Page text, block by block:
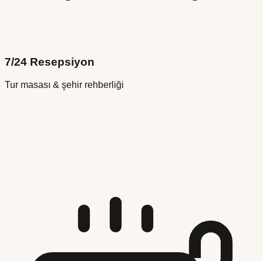
7/24 Resepsiyon
Tur masası & şehir rehberliği